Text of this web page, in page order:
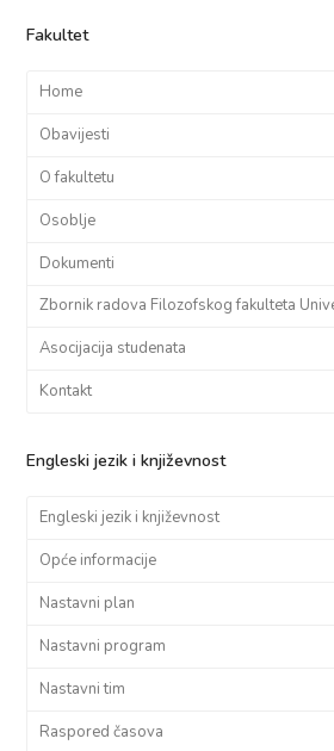
Fakultet
Home
Obavijesti
O fakultetu
Osoblje
Dokumenti
Zbornik radova Filozofskog fakulteta
Asocijacija studenata
Kontakt
Engleski jezik i književnost
Engleski jezik i književnost
Opće informacije
Nastavni plan
Nastavni program
Nastavni tim
Raspored časova